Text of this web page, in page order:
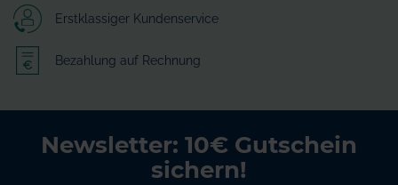
Erstklassiger Kundenservice
Bezahlung auf Rechnung
Newsletter: 10€ Gutschein
sichern!